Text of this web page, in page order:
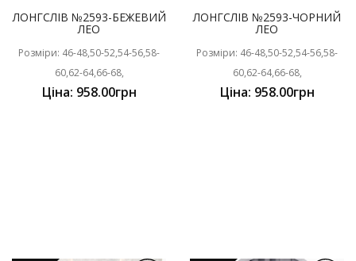
ЛОНГСЛІВ №2593-БЕЖЕВИЙ
ЛЕО
Розміри: 46-48,50-52,54-56,58-
60,62-64,66-68,
Ціна: 958.00грн
ЛОНГСЛІВ №2593-ЧОРНИЙ
ЛЕО
Розміри: 46-48,50-52,54-56,58-
60,62-64,66-68,
Ціна: 958.00грн